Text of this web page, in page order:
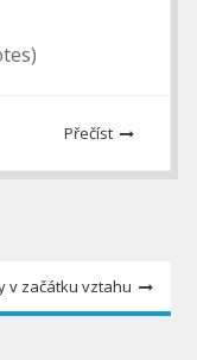
Přečíst
v začátku vztahu